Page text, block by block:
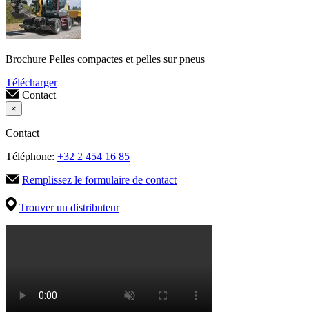
Brochure Pelles compactes et pelles sur pneus
Télécharger
Contact
×
Contact
Téléphone: +32 2 454 16 85
Remplissez le formulaire de contact
Trouver un distributeur